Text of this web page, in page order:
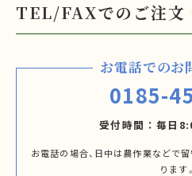
TEL/FAXでのご注文
お電話でのお
0185-
受付時間 毎日
お電話の場合、日中は農作業などで
ります。